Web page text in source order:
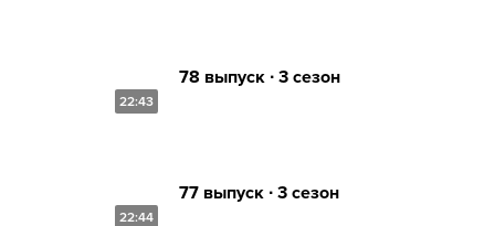
22:43
78 выпуск ∙ 3 сезон
22:44
77 выпуск ∙ 3 сезон